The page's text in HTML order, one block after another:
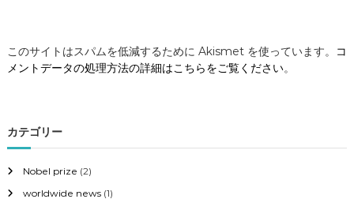
このサイトはスパムを低減するために Akismet を使っています。
コ
メントデータの処理方法の詳細はこちらをご覧ください。
カテゴリー
Nobel prize (2)
worldwide news(1)